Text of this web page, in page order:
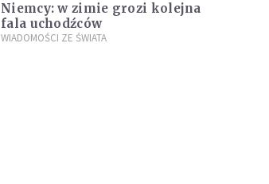
Niemcy: w zimie grozi kolejna
fala uchodźców
WIADOMOŚCI ZE ŚWIATA